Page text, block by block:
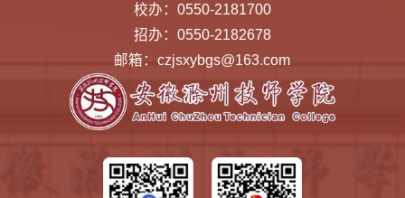
校办：0550-2181700
招办：0550-2182678
邮箱：czjsxybgs@163.com